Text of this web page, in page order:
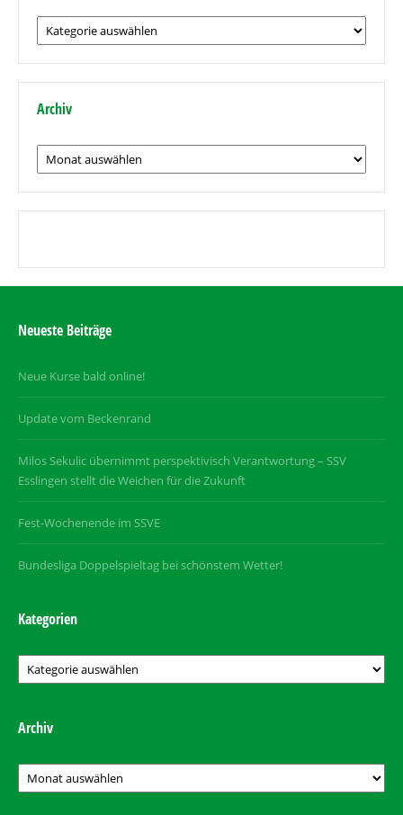
Beiträge
nach
Thema
Archiv
Archiv
Neueste Beiträge
Neue Kurse bald online!
Update vom Beckenrand
Milos Sekulic übernimmt perspektivisch Verantwortung – SSV
Esslingen stellt die Weichen für die Zukunft
Fest-Wochenende im SSVE
Bundesliga Doppelspieltag bei schönstem Wetter!
Kategorien
Kategorien
Archiv
Archiv